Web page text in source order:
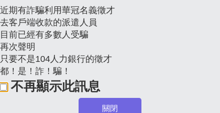
近期有詐騙利用華冠名義徵才
去客戶端收款的派遣人員
目前已經有多數人受騙
再次聲明
只要不是104人力銀行的徵才
都！是！詐！騙！
不再顯示此訊息
關閉